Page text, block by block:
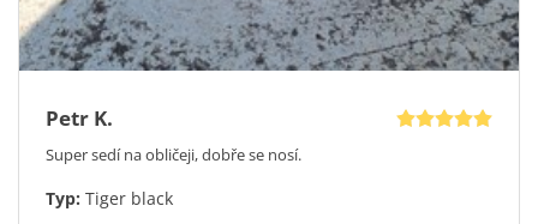
Petr K.
Super sedí na obličeji, dobře se nosí.
Typ: Tiger black